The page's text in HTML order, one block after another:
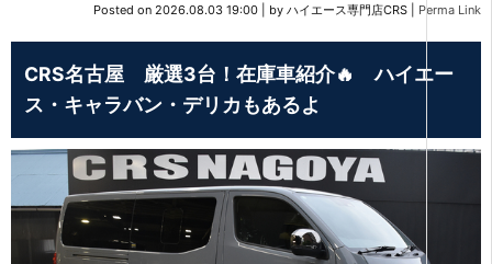
Posted on 2026.08.03 19:00 by ハイエース専門店CRS Perma Link
CRS名古屋 厳選3台！在庫車紹介🔥 ハイエー
ス・キャラバン・デリカもあるよ